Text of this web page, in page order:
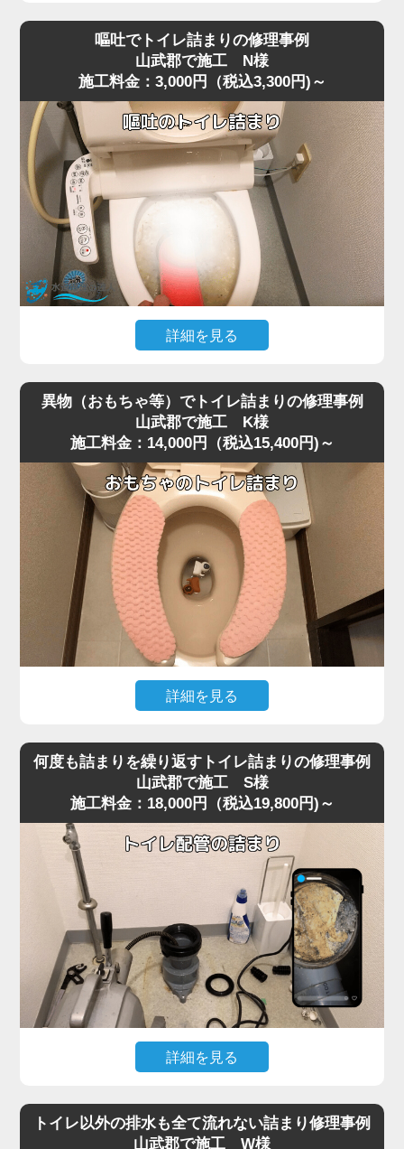
複数回の流しテストでも異常はなく、通常利用できる状態
お掃除シートは「流せる」と表記されていても、実際には
水に溶けず、トラブルの原因になりやすいため、便器に流
さずにゴミ箱へ捨てることが一番安全です。
詰まりや水位の異常が出た場合は無理に流さず、早めにご
相談いただくことをおすすめします。
引かなくなりトイレが使えなくなったというご相談があり
現場で状況を確認すると、便器の内部で猫砂が固まり、排
水路を完全に塞いでいる状態でした。
最近は「流せる」と書かれた猫砂も販売されていますが、
実際には水に触れると急激に膨張したり、塊になったりす
るため、排水経路の奥で詰まりやすく、山武郡周辺でも同
様のトラブルが増えています。
特に節水型トイレでは水量が少ないため、砂の一部が奥で
固まると、ラバーカップや薬剤ではまったく効果が出ない
ケースが多いのが特徴です。
今回の現場では、表面的な処置では改善が見込めないた
め、便器を一度取り外して内部の閉塞箇所に直接アクセス
する方法を選択しました。
便器を脱着し、排水路の奥を確認すると、大きく膨れた猫
位置で塞いでいました。
固まりを丁寧に除去し、排水管内部も確認したうえで通水
テストを実施すると、問題なく排水が流れる状態に戻りま
した。
作業後、お客様には「流せると書かれている猫砂でも、実
際には詰まりやすい」「トイレに流さずゴミとして処理す
る方が安全」といった再発防止のポイントをお伝えしまし
猫砂の詰まりは便器内部の奥で固まるケースが多く、便器
脱着が必要になる重度詰まりとして非常に多いトラブルで
嘔吐でトイレ詰まりの修理事例
山武郡で施工 N様
施工料金：3,000円（税込3,300円)～
詳細を見る
流したところ水位がみるみる上昇し、まったく流れなくな
ったというご相談がありました。
現場に伺って状況を確認すると、便器の奥で胃内容物と食
べカスが固まり、節水型トイレ特有の弱い排水圧では奥へ
流れきらず、S字奥で完全に滞留している状態でした。
こうした嘔吐物の詰まりは表面では見えず、内部の奥深く
で団子状になって固まるため、ラバーカップではほとんど
動かないことが多いです。
今回のケースは山武郡の住宅で、排水管の角度が少し急だ
ったことも影響して詰まりが強固になっていました。
改善には業務用の高圧ポンプを使用し、便器内部の閉塞部
分に向けて圧力を段階的に加えて作業を実施しました。
急激な圧力は逆流を招くため負荷を確認しながら慎重に加
圧すると、数回の作業で固まった嘔吐物が崩れ、排水路の
奥へとスムーズに押し流されて通水が回復しました。
り使用できる状態へ無事復旧。
作業後は、嘔吐物は固まりやすいため一度に流さず、紙や
水で分けながら処理する方法をご案内。
異物（おもちゃ等）でトイレ詰まりの修理事例
山武郡で施工 K様
施工料金：14,000円（税込15,400円)～
詳細を見る
を便器に落としてしまい、そのまま気付かず流してしまっ
たことで水位が上がり続け、全く流れなくなったというご
相談がありました。
現場に到着して状況を確認すると、表面上は見えないもの
の、便器内部のカーブした部分で異物がしっかりと引っ掛
かっており、水だけがわずかに抜けていく典型的な異物詰
まりの状態。
こうしたケースは山武郡の住宅でもよく見られ、特に節水
型トイレは排水路が細いため、おもちゃ・キャップ・固形
物などが奥で詰まると家庭用の道具では動かせません。
今回は便器内部で異物が強く噛み込み、手前からの作業で
は取り出しが不可能だったため、便器を一度取り外す脱着
作業で対処しました。
便器を慎重に外し、裏側の排水経路を確認すると、小さな
プラスチックのおもちゃが排水管の入口で完全に引っかか
異物を取り除き、排水路の汚れや残留物も清掃したうえで
再度便器を設置し、通水テストを行うと問題なくスムーズ
何度も詰まりを繰り返すトイレ詰まりの修理事例
山武郡で施工 S様
施工料金：18,000円（税込19,800円)～
詳細を見る
すというご相談がありました。
現場で便器の状態を確認すると、一時的には流れてもすぐ
トイレ以外の排水も全て流れない詰まり修理事例
山武郡で施工 W様